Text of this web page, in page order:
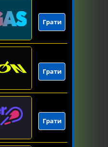
Грати
Грати
Грати